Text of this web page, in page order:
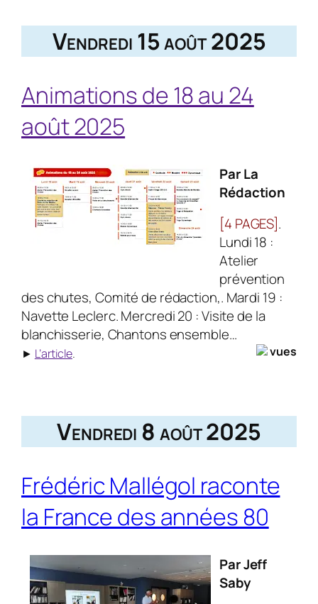
Vendredi 15 août 2025
Animations de 18 au 24
août 2025
Par La
Rédaction
[4 PAGES].
Lundi 18 :
Atelier
prévention
des chutes, Comité de rédaction,. Mardi 19 :
Navette Leclerc. Mercredi 20 : Visite de la
blanchisserie, Chantons ensemble…
► L’article. vues
Vendredi 8 août 2025
Frédéric Mallégol raconte
la France des années 80
Par Jeff
Saby